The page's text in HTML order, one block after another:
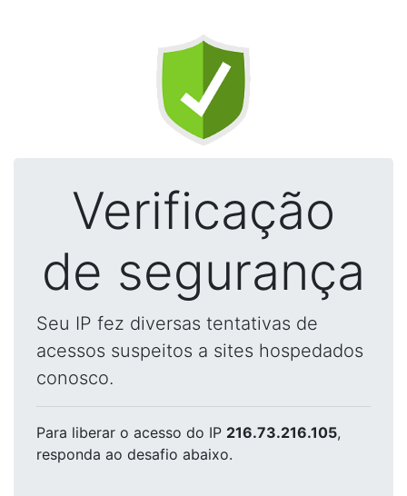
Verificação
de segurança
Seu IP fez diversas tentativas de
acessos suspeitos a sites hospedados
conosco.
Para liberar o acesso do IP 216.73.216.105,
responda ao desafio abaixo.